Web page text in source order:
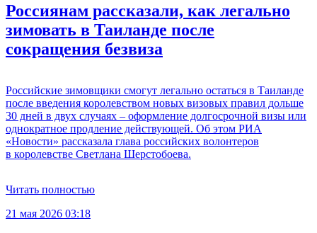
Россиянам рассказали, как легально
зимовать в Таиланде после
сокращения безвиза
Российские зимовщики смогут легально остаться в Таиланде
после введения королевством новых визовых правил дольше
30 дней в двух случаях – оформление долгосрочной визы или
однократное продление действующей. Об этом РИА
«Новости» рассказала глава российских волонтеров
в королевстве Светлана Шерстобоева.
Читать полностью
21 мая 2026 03:18